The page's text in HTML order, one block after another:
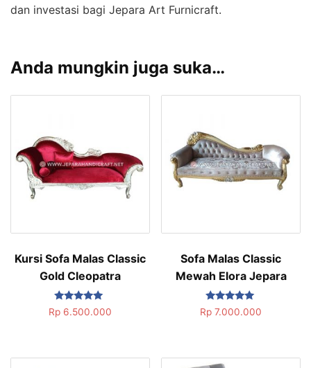
dan investasi bagi Jepara Art Furnicraft.
Anda mungkin juga suka…
Kursi Sofa Malas Classic
Gold Cleopatra
Dinilai
5.00
Rp6.500.000
Sofa Malas Classic
Mewah Elora Jepara
Dinilai
5.00
Rp 7.000.000